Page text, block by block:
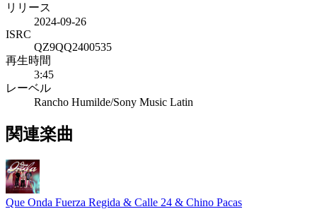
リリース
2024-09-26
ISRC
QZ9QQ2400535
再生時間
3:45
レーベル
Rancho Humilde/Sony Music Latin
関連楽曲
Que Onda Fuerza Regida & Calle 24 & Chino Pacas